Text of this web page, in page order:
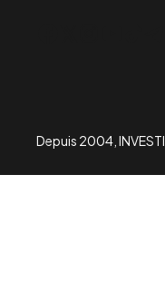
Depuis 2004,